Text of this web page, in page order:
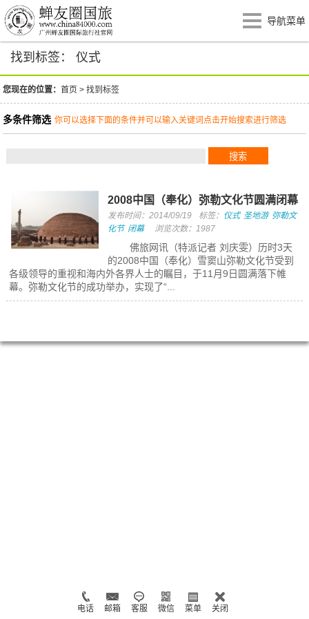
导航菜单
找到标签： 仪式
您现在的位置：首页 >找到标签
多条件筛选 你可以选择下面的条件并可以输入关键词点击开始搜索进行筛选
2008中国（奉化）弥勒文化节圆满闭幕
发布时间：2014/09/19 标签： 仪式 圣地游 弥勒文
化节 闭幕 浏览次数：1987
佛旅网讯（特派记者 刘庆雯）历时3天
的2008中国（奉化）雪窦山弥勒文化节受到
各级领导的重视和海内外各界人士的瞩目，于11月9日圆满落下帷
幕。弥勒文化节的成功举办，实现了“...
电话 邮箱 客服 微信 菜单 关闭